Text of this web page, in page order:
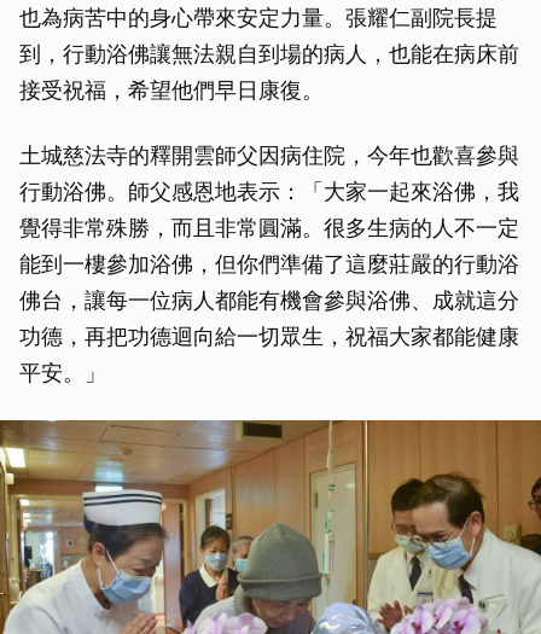
也為病苦中的身心帶來安定力量。張耀仁副院長提
到，行動浴佛讓無法親自到場的病人，也能在病床前
接受祝福，希望他們早日康復。
土城慈法寺的釋開雲師父因病住院，今年也歡喜參與
行動浴佛。師父感恩地表示：「大家一起來浴佛，我
覺得非常殊勝，而且非常圓滿。很多生病的人不一定
能到一樓參加浴佛，但你們準備了這麼莊嚴的行動浴
佛台，讓每一位病人都能有機會參與浴佛、成就這分
功德，再把功德迴向給一切眾生，祝福大家都能健康
平安。」